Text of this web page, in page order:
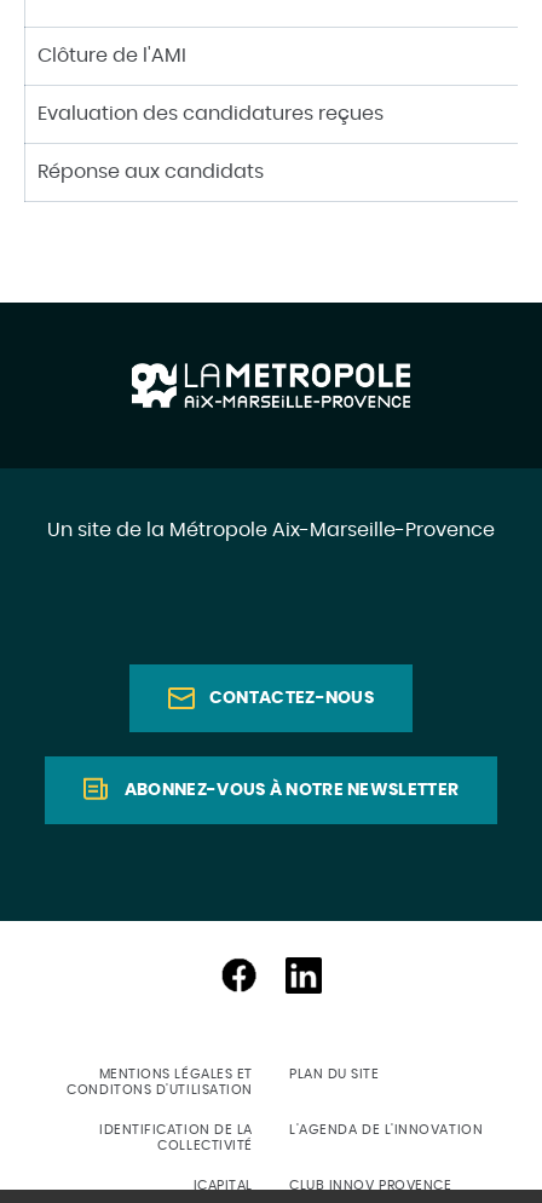
Clôture de l'AMI
Evaluation des candidatures reçues
Réponse aux candidats
Un site de la Métropole Aix-Marseille-Provence
CONTACTEZ-NOUS
ABONNEZ-VOUS À NOTRE NEWSLETTER
MENTIONS LÉGALES ET
CONDITONS D'UTILISATION
PLAN DU SITE
IDENTIFICATION DE LA
COLLECTIVITÉ
L'AGENDA DE L'INNOVATION
ICAPITAL CLUB INNOV PROVENCE